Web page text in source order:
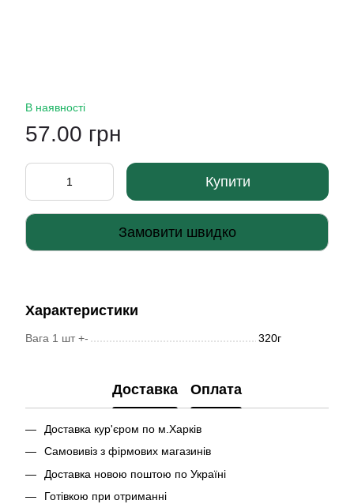
В наявності
57.00 грн
Купити
Замовити швидко
Характеристики
Вага 1 шт +- 320г
Доставка Оплата
Доставка кур'єром по м.Харків
Самовивіз з фірмових магазинів
Доставка новою поштою по Україні
Готівкою при отриманні